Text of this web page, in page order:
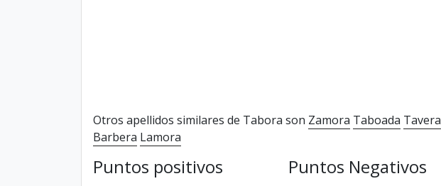
Otros apellidos similares de Tabora son Zamora Taboada Tavera
Barbera Lamora
Puntos positivos Puntos Negativos